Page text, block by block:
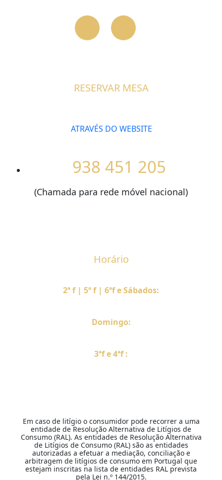
RESERVAR MESA
ATRAVÉS DO WEBSITE
938 451 205
(Chamada para rede móvel nacional)
Horário
2ª f | 5ª f | 6ªf e Sábados:
Domingo:
3ªf e 4ªf :
Em caso de litígio o consumidor pode recorrer a uma
entidade de Resolução Alternativa de Litígios de
Consumo (RAL). As entidades de Resolução Alternativa
de Litígios de Consumo (RAL) são as entidades
autorizadas a efetuar a mediação, conciliação e
arbitragem de litígios de consumo em Portugal que
estejam inscritas na lista de entidades RAL prevista
pela Lei n.º 144/2015.